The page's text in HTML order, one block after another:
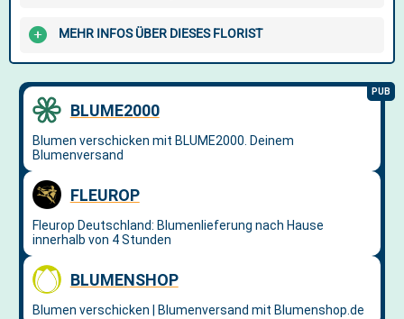
MEHR INFOS ÜBER DIESES FLORIST